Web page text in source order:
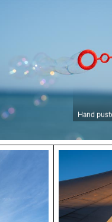
Hand
mit Skyline